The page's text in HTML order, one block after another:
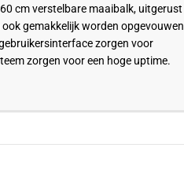
cm verstelbare maaibalk, uitgerust
gemakkelijk worden opgevouwen
zorgen voor
zorgen voor een hoge uptime.